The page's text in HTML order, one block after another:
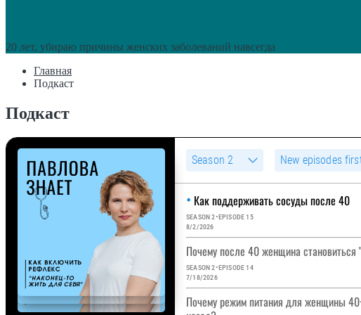
20 лет, убираю причины женских заболеваний навсегда
Главная
Подкаст
Подкаст